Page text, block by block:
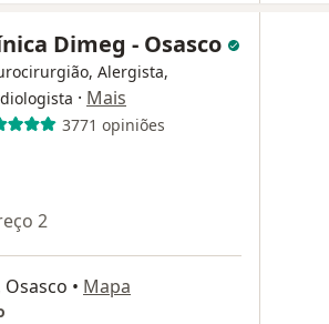
Dimeg - Osasco
Alergista,
· Mais
3771 opiniões
2
Osasco • Mapa